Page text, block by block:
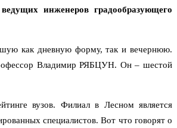
инженеров градообразующего
как дневную форму, так и вечернюю.
Владимир РЯБЦУН. Он – шестой
вузов. Филиал в Лесном является
специалистов. Вот что говорят о